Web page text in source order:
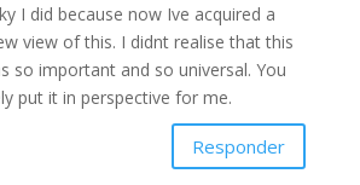
I did because now Ive acquired a
view of this. I didnt realise that this
so important and so universal. You
put it in perspective for me.
Responder